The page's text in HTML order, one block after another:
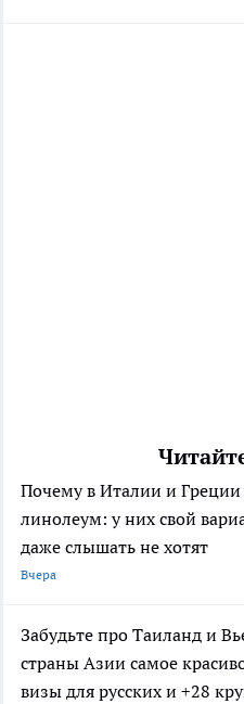
Почему в Италии и
линолеум: у них свой
даже слышать не хотят
Вчера
Забудьте про Таиланд и
страны Азии самое
визы для русских и +28